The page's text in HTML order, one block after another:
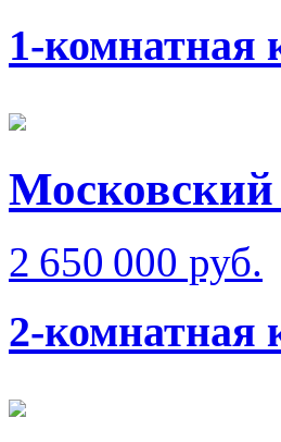
1-комнатная
Московский
2 650 000 руб.
2-комнатная